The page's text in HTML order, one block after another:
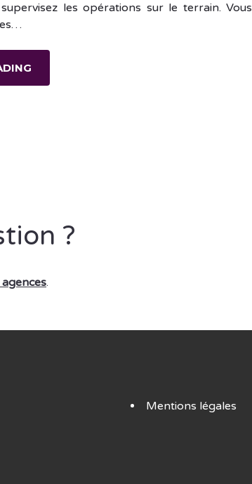
les opérations sur le terrain. Vous
?
.
Mentions légales